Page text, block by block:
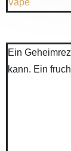
Vape
Ein
kann. Ein